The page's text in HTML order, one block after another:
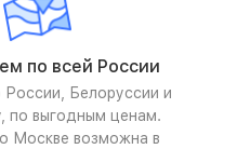
по всей России
Белоруссии и
по выгодным ценам.
Москве возможна в